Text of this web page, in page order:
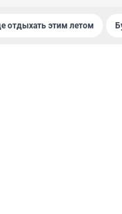
отдыхать этим летом